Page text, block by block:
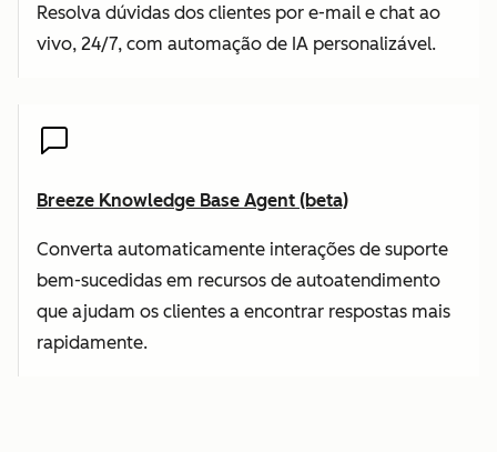
Resolva dúvidas dos clientes por e-mail e chat ao
vivo, 24/7, com automação de IA personalizável.
Breeze Knowledge Base Agent (beta)
Converta automaticamente interações de suporte
bem-sucedidas em recursos de autoatendimento
que ajudam os clientes a encontrar respostas mais
rapidamente.